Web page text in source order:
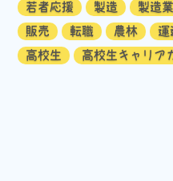
若者応援
製造 製造業
販売
転職 農林 運
高校生
高校生キャリア